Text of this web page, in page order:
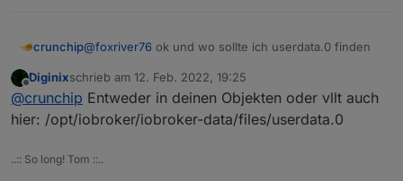
crunchip@foxriver76 ok und wo sollte ich userdata.0 finden
Diginixschrieb am 12. Feb. 2022, 19:25
zuletzt editiert von
@crunchip Entweder in deinen Objekten oder vllt auch
hier: /opt/iobroker/iobroker-data/files/userdata.0
..:: So long! Tom ::..